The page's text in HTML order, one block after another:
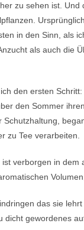
zu sehen ist.
in den Sinn, als
als auch die
den ersten
den Sommer
zu Tee verarbeiten.
verborgen in
das sie
gewordenes